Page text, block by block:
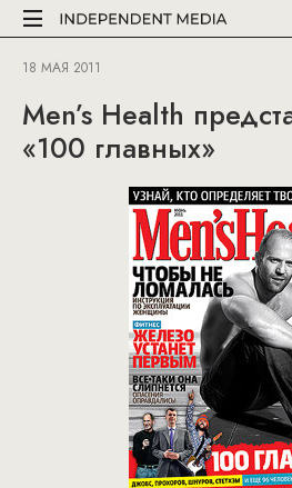
18 МАЯ 2011
Men’s Health
«100 главных»